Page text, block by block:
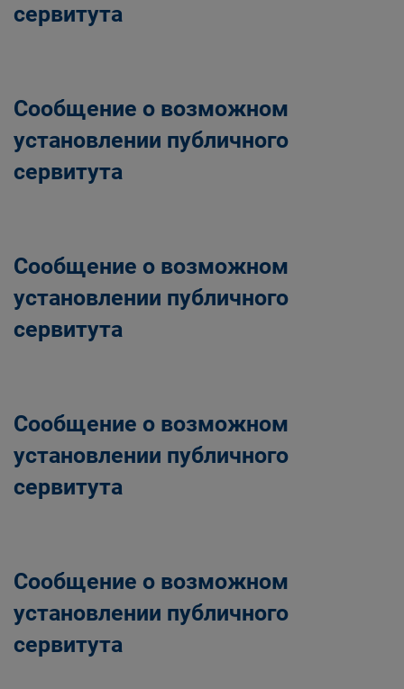
сервитута
Сообщение о возможном
установлении публичного
сервитута
Сообщение о возможном
установлении публичного
сервитута
Сообщение о возможном
установлении публичного
сервитута
Сообщение о возможном
установлении публичного
сервитута